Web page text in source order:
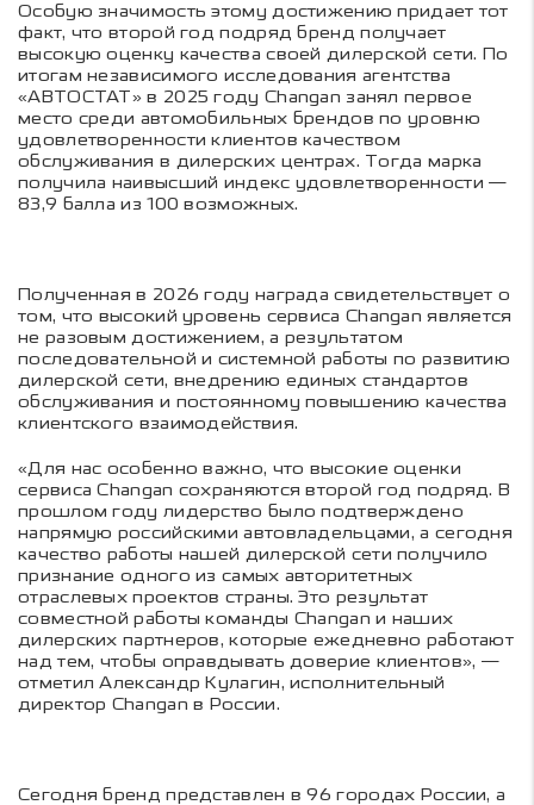
Особую значимость этому достижению придает тот
факт, что второй год подряд бренд получает
высокую оценку качества своей дилерской сети. По
итогам независимого исследования агентства
«АВТОСТАТ» в 2025 году Changan занял первое
место среди автомобильных брендов по уровню
удовлетворенности клиентов качеством
обслуживания в дилерских центрах. Тогда марка
получила наивысший индекс удовлетворенности —
83,9 балла из 100 возможных.
Полученная в 2026 году награда свидетельствует о
том, что высокий уровень сервиса Changan является
не разовым достижением, а результатом
последовательной и системной работы по развитию
дилерской сети, внедрению единых стандартов
обслуживания и постоянному повышению качества
клиентского взаимодействия.
«Для нас особенно важно, что высокие оценки
сервиса Changan сохраняются второй год подряд. В
прошлом году лидерство было подтверждено
напрямую российскими автовладельцами, а сегодня
качество работы нашей дилерской сети получило
признание одного из самых авторитетных
отраслевых проектов страны. Это результат
совместной работы команды Changan и наших
дилерских партнеров, которые ежедневно работают
над тем, чтобы оправдывать доверие клиентов», —
отметил Александр Кулагин, исполнительный
директор Changan в России.
Сегодня бренд представлен в 96 городах России, а